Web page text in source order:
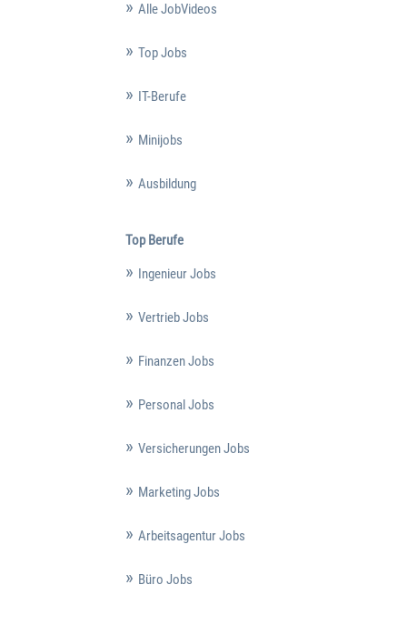
Alle JobVideos
Top Jobs
IT-Berufe
Minijobs
Ausbildung
Top Berufe
Ingenieur Jobs
Vertrieb Jobs
Finanzen Jobs
Personal Jobs
Versicherungen Jobs
Marketing Jobs
Arbeitsagentur Jobs
Büro Jobs